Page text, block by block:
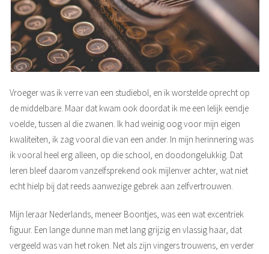
Vroeger was ik verre van een studiebol, en ik worstelde oprecht op
de middelbare. Maar dat kwam ook doordat ik me een lelijk eendje
voelde, tussen al die zwanen. Ik had weinig oog voor mijn eigen
kwaliteiten, ik zag vooral die van een ander. In mijn herinnering was
ik vooral heel erg alleen, op die school, en doodongelukkig. Dat
leren bleef daarom vanzelfsprekend ook mijlenver achter, wat niet
echt hielp bij dat reeds aanwezige gebrek aan zelfvertrouwen.
Mijn leraar Nederlands, meneer Boontjes, was een wat excentriek
figuur. Een lange dunne man met lang grijzig en vlassig haar, dat
vergeeld was van het roken. Net als zijn vingers trouwens, en verder